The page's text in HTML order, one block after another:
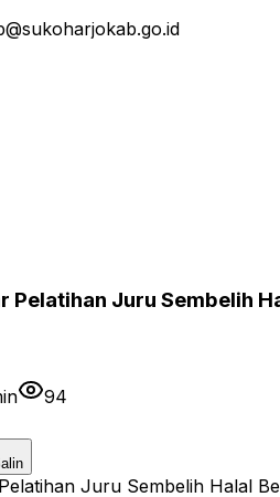
Pelatihan Juru Sembelih
94